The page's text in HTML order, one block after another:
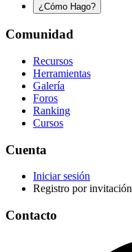
¿Cómo Hago?
Comunidad
Recursos
Herramientas
Galería
Foros
Ranking
Cursos
Cuenta
Iniciar sesión
Registro por invitación
Contacto